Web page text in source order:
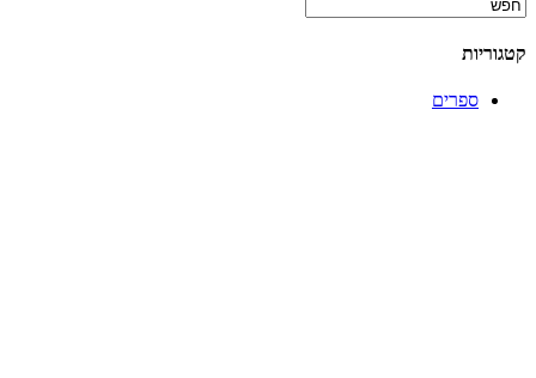
קטגוריות
ספרים